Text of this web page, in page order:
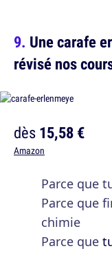
Une carafe
révisé nos
dès15,58 €
Amazon
Parce que
Parce que
chimie
Parce que